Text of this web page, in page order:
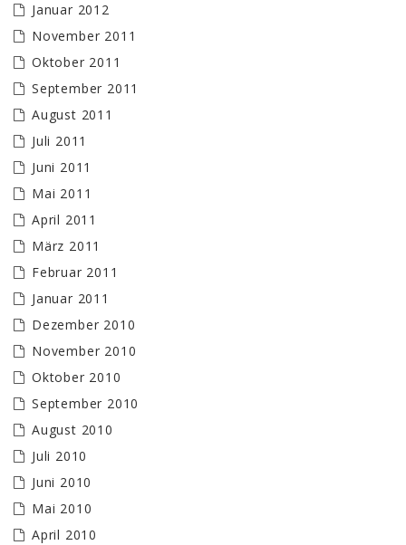
Januar 2012
November 2011
Oktober 2011
September 2011
August 2011
Juli 2011
Juni 2011
Mai 2011
April 2011
März 2011
Februar 2011
Januar 2011
Dezember 2010
November 2010
Oktober 2010
September 2010
August 2010
Juli 2010
Juni 2010
Mai 2010
April 2010